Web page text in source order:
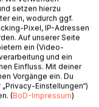
zwischen den
Auch
es große
qualität, über
informierten
auf den
setzen hierzu
ein, wodurch ggf.
Pixel, IP-Adressen
Auf unserer Seite
ein (Video-
und ein
Einfluss. Mit deiner
Vorgänge ein. Du
Einstellungen“)
(BoD-Impressum)